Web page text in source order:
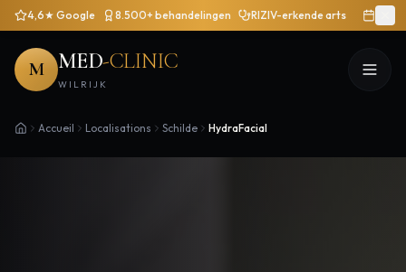
4,6★ Google 8.500+ behandelingen RIZIV-erkende arts
M MED-CLINIC
WILRIJK
Accueil Localisations Schilde HydraFacial